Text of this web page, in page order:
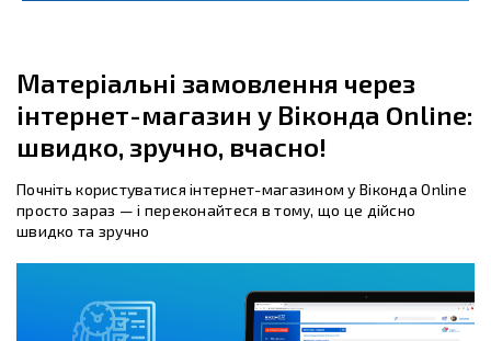
Матеріальні замовлення через
інтернет-магазин у Віконда Online:
швидко, зручно, вчасно!
Почніть користуватися інтернет-магазином у Віконда Online
просто зараз — і переконайтеся в тому, що це дійсно
швидко та зручно